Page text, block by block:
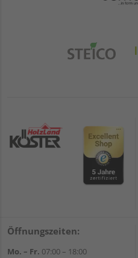
Öffnungszeiten:
Mo. – Fr. 07:00 – 18:00